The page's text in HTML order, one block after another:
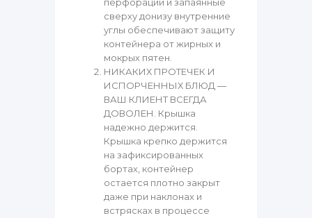
перфорации и запаянные
сверху донизу внутренние
углы обеспечивают защиту
контейнера от жирных и
мокрых пятен.
НИКАКИХ ПРОТЕЧЕК И
ИСПОРЧЕННЫХ БЛЮД —
ВАШ КЛИЕНТ ВСЕГДА
ДОВОЛЕН. Крышка
надежно держится.
Крышка крепко держится
на зафиксированных
бортах, контейнер
остается плотно закрыт
даже при наклонах и
встрясках в процессе